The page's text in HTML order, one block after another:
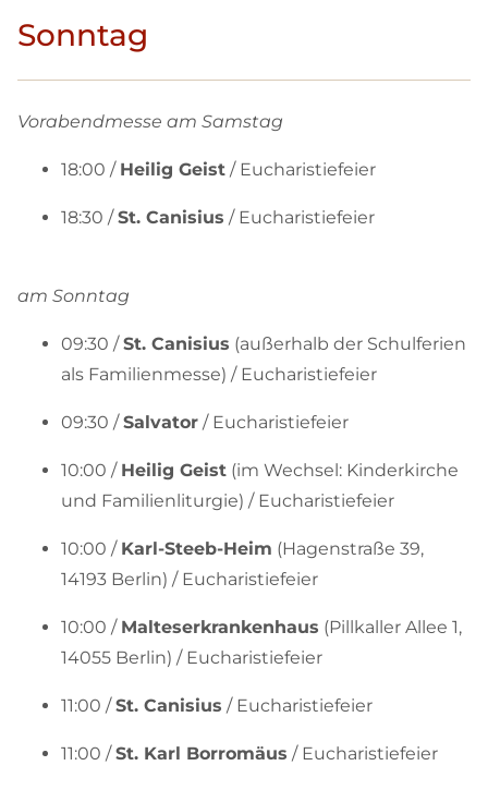
Sonntag
Vorabendmesse am Samstag
18:00 / Heilig Geist / Eucharistiefeier
18:30 /St. Canisius / Eucharistiefeier
am Sonntag
09:30 /St. Canisius (außerhalb der Schulferien
als Familienmesse) / Eucharistiefeier
09:30 /Salvator / Eucharistiefeier
10:00 / Heilig Geist (im Wechsel: Kinderkirche
und Familienliturgie) / Eucharistiefeier
10:00 / Karl-Steeb-Heim (Hagenstraße 39,
14193 Berlin) / Eucharistiefeier
10:00 / Malteserkrankenhaus (Pillkaller Allee 1,
14055 Berlin) / Eucharistiefeier
11:00 /St. Canisius / Eucharistiefeier
11:00 /St. Karl Borromäus / Eucharistiefeier